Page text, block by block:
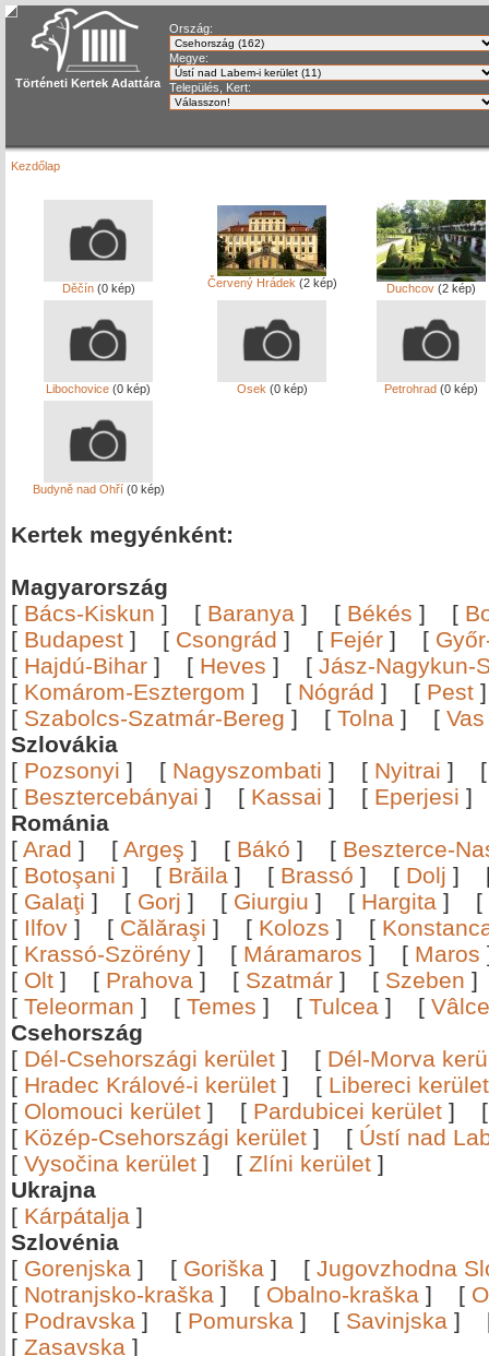
Történeti Kertek Adattára
Ország:
Megye:
Település, Kert:
Kezdőlap
Děčín(0 kép) Červený Hrádek (2 kép) Duchcov(2 kép)
Libochovice (0 kép) Osek (0 kép) Petrohrad(0 kép)
Budyně nad Ohří(0 kép)
Kertek megyénként:
Magyarország
[ Bács-Kiskun ] [ Baranya ] [ Békés ] [
[ Budapest ] [ Csongrád ] [ Fejér ] [
[ Hajdú-Bihar ] [ Heves ] [ Jász-Nagykun-
[ Komárom-Esztergom ] [ Nógrád ] [ Pest
[ Szabolcs-Szatmár-Bereg ] [ Tolna ] [ Vas
Szlovákia
[ Pozsonyi ] [ Nagyszombati ] [ Nyitrai ]
[ Besztercebányai ] [ Kassai ] [ Eperjesi
Románia
[ Arad ] [ Argeş ] [ Bákó ] [ Beszterce-
[ Botoşani ] [ Brăila ] [ Brassó ] [ Dolj ]
[ Galaţi ] [ Gorj ] [ Giurgiu ] [ Hargita ]
[
[ Ilfov ] [ Călăraşi ] [ Kolozs ] [
[ Krassó-Szörény ] [ Máramaros ] [ Maros
[ Olt ] [ Prahova ] [ Szatmár ] [ Szeben
[ Teleorman ] [ Temes ] [ Tulcea ] [
Csehország
[ Dél-Csehországi kerület ] [ Dél-Morva
[ Hradec Králové-i kerület ] [ Libereci kerület
[ Olomouci kerület ] [ Pardubicei kerület ]
[ Közép-Csehországi kerület ] [ Ústí nad
[ Vysočina kerület ] [ Zlíni kerület ]
Ukrajna
[ Kárpátalja ]
Szlovénia
[ Gorenjska ] [ Goriška ] [ Jugovzhodna
[ Notranjsko-kraška ] [ Obalno-kraška ] [
[ Podravska ] [ Pomurska ] [ Savinjska ]
[ Zasavska ]